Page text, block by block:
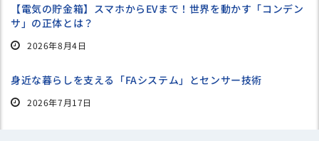
【電気の貯金箱】スマホからEVまで！世界を動かす「コンデン
サ」の正体とは？
2026年8月4日
身近な暮らしを支える「FAシステム」とセンサー技術
2026年7月17日